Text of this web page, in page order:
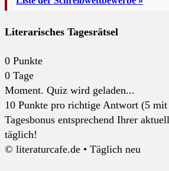
Literarisches Tagesrätsel
0 Punkte
0 Tage
Moment. Quiz wird geladen...
10 Punkte pro richtige Antwort (5
Tagesbonus entsprechend Ihrer
täglich!
© literaturcafe.de • Täglich neu